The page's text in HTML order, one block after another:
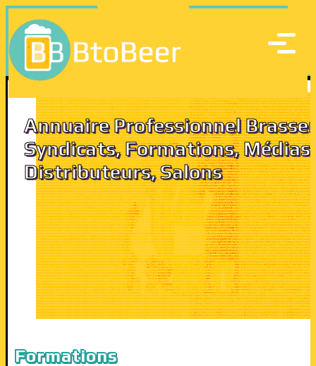
Annuaire Professionnel
Syndicats, Formations, Médias,
Distributeurs, Salons
Formations